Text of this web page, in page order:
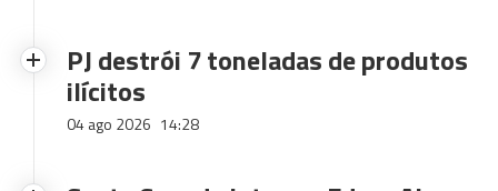
PJ destrói 7 toneladas de produtos
ilícitos
04 ago 2026 14:28